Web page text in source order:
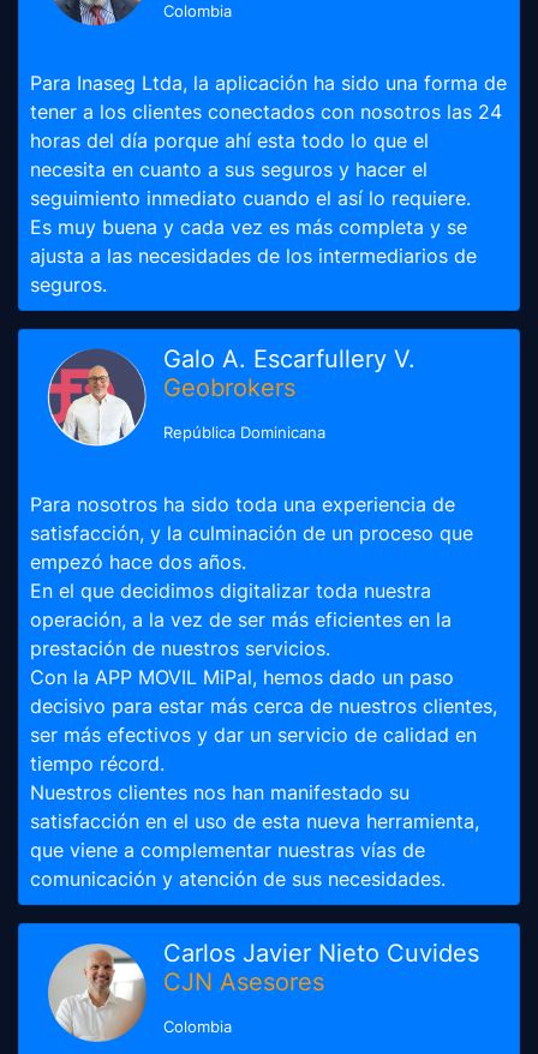
Colombia
Para Inaseg Ltda, la aplicación ha sido una forma de
tener a los clientes conectados con nosotros las 24
horas del día porque ahí esta todo lo que el
necesita en cuanto a sus seguros y hacer el
seguimiento inmediato cuando el así lo requiere.
Es muy buena y cada vez es más completa y se
ajusta a las necesidades de los intermediarios de
seguros.
Galo A. Escarfullery V.
Geobrokers
República Dominicana
Para nosotros ha sido toda una experiencia de
satisfacción, y la culminación de un proceso que
empezó hace dos años.
En el que decidimos digitalizar toda nuestra
operación, a la vez de ser más eficientes en la
prestación de nuestros servicios.
Con la APP MOVIL MiPal, hemos dado un paso
decisivo para estar más cerca de nuestros clientes,
ser más efectivos y dar un servicio de calidad en
tiempo récord.
Nuestros clientes nos han manifestado su
satisfacción en el uso de esta nueva herramienta,
que viene a complementar nuestras vías de
comunicación y atención de sus necesidades.
Carlos Javier Nieto Cuvides
CJN Asesores
Colombia